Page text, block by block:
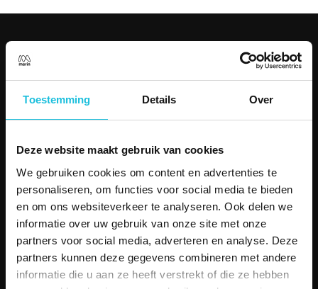
Toestemming Details Over
Deze website maakt gebruik van cookies
We gebruiken cookies om content en advertenties te
personaliseren, om functies voor social media te bieden
en om ons websiteverkeer te analyseren. Ook delen we
informatie over uw gebruik van onze site met onze
partners voor social media, adverteren en analyse. Deze
partners kunnen deze gegevens combineren met andere
informatie die u aan ze heeft verstrekt of die ze hebben
KANTOORRUIMTES
Amsterdam
Utrecht
Bekijk alle locaties
MENU
Aanbod
Service
Duurzame kantoorruimte
Boetiekkantoren
Besettled
Vergaderen